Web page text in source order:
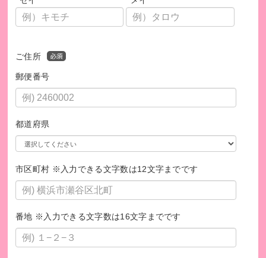
ご住所
郵便番号
都道府県
市区町村 ※入力できる文字数は12文字までです
番地 ※入力できる文字数は16文字までです